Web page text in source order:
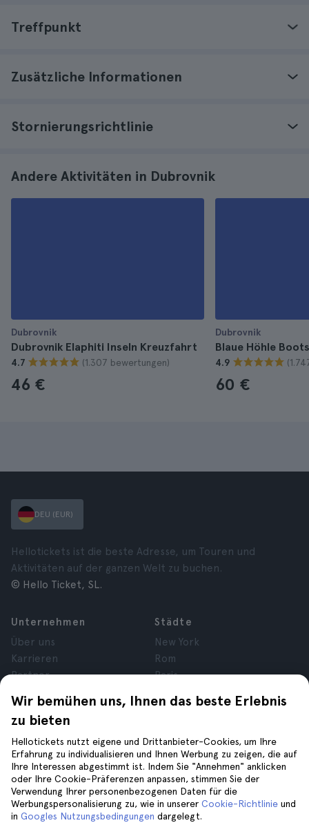
Treffpunkt
Zusätzliche Informationen
Stornierungsrichtlinie
Andere Aktivitäten in Dubrovnik
Dubrovnik
Dubrovnik Elaphiti Inseln Kreuzfahrt
4.7 (1.307 bewertungen)
46 €
Dubrovnik
Blaue Höhle
4.9
60 €
Wir bemühen uns, Ihnen das beste Erlebnis
zu bieten
Hellotickets nutzt eigene und Drittanbieter-Cookies, um Ihre
Erfahrung zu individualisieren und Ihnen Werbung zu zeigen, die auf
Ihre Interessen abgestimmt ist. Indem Sie "Annehmen" anklicken
oder Ihre Cookie-Präferenzen anpassen, stimmen Sie der
Verwendung Ihrer personenbezogenen Daten für die
Werbungspersonalisierung zu, wie in unserer Cookie-Richtlinie und
in Googles Nutzungsbedingungen dargelegt.
DEU (EUR)
Hellotickets ist die beste Adresse, um Touren und
Aktivitäten auf der ganzen Welt zu buchen.
© Hello Ticket, SL.
Unternehmen
Über uns
Karrieren
Partner
Datenschutz
Allgemeine
Geschäftsbedingungen
Cookies
Impressum
Städte
New York
Rom
Paris
Granada
Teneriffa
Hilfe Folge uns auf